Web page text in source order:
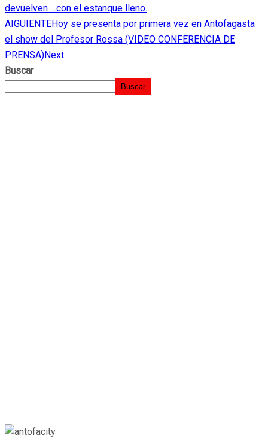
devuelven …con el estanque lleno.
AIGUIENTEHoy se presenta por primera vez en Antofagasta
el show del Profesor Rossa (VIDEO CONFERENCIA DE
PRENSA)Next
Buscar
Buscar